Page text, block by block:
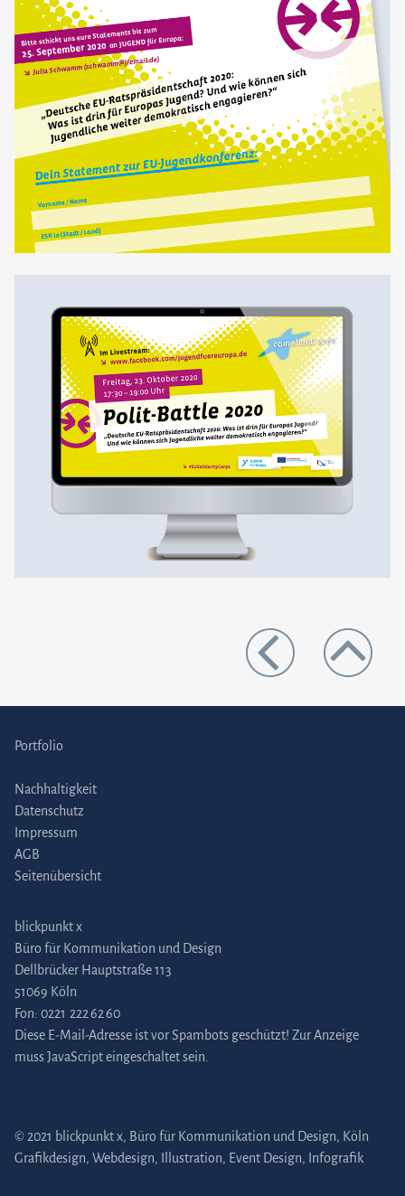
Portfolio
Nachhaltigkeit
Datenschutz
Impressum
AGB
Seitenübersicht
blickpunkt x
Büro für Kommunikation und Design
Dellbrücker Hauptstraße 113
51069 Köln
Fon: 0221 222 62 60
Diese E-Mail-Adresse ist vor Spambots geschützt! Zur Anzeige
muss JavaScript eingeschaltet sein.
© 2021 blickpunkt x, Büro für Kommunikation und Design, Köln
Grafikdesign, Webdesign, Illustration, Event Design, Infografik